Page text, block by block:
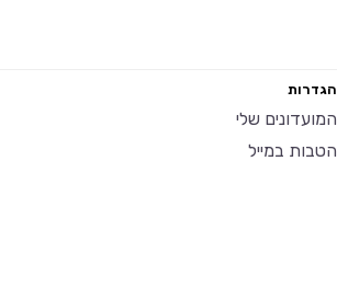
הגדרות
המועדונים שלי
הטבות במייל